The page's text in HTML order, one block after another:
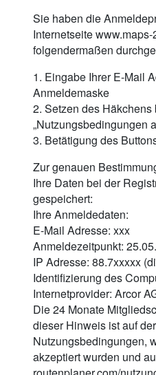
Sie haben die
Internetseite
folgendermaßen
1. Eingabe Ihrer E-Mail
Anmeldemaske
2. Setzen des Häkchens
„Nutzungsbedingungen
3. Betätigung des
Zur genauen
Ihre Daten bei der
gespeichert:
Ihre Anmeldedaten:
E-Mail Adresse: xxx
Anmeldezeitpunkt:
IP Adresse: 88.7xxxxx
Identifizierung des
Internetprovider: Arcor
Die 24 Monate
dieser Hinweis ist auf
Nutzungsbedingungen,
akzeptiert wurden und